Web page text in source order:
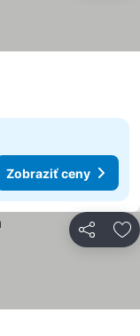
Zobraziť ceny
Zdieľať